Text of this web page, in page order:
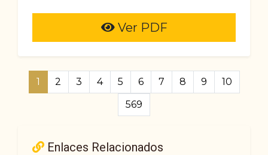
Ver PDF
1 2 3 4 5 6 7 8 9
10
569
Enlaces Relacionados